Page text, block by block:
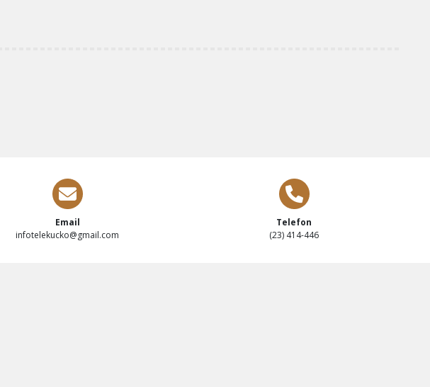
Email
infotelekucko@gmail.com
Telefon
(23) 414-446